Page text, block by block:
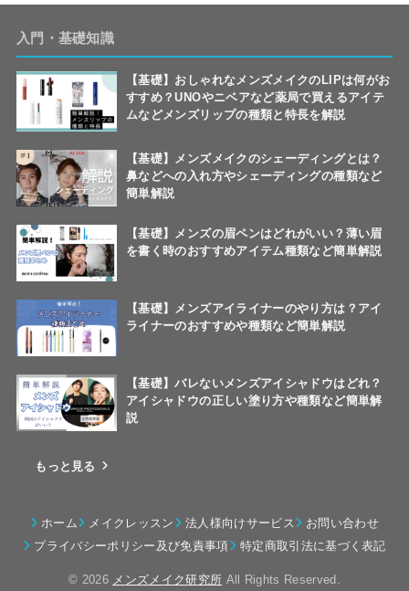
入門・基礎知識
【基礎】おしゃれなメンズメイクのLIPは何がお
すすめ？UNOやニベアなど薬局で買えるアイテ
ムなどメンズリップの種類と特長を解説
【基礎】メンズメイクのシェーディングとは？
鼻などへの入れ方やシェーディングの種類など
簡単解説
【基礎】メンズの眉ペンはどれがいい？薄い眉
を書く時のおすすめアイテム種類など簡単解説
【基礎】メンズアイライナーのやり方は？アイ
ライナーのおすすめや種類など簡単解説
【基礎】バレないメンズアイシャドウはどれ？
アイシャドウの正しい塗り方や種類など簡単解
説
もっと見る
ホーム メイクレッスン 法人様向けサービス
お問い合わせ
プライバシーポリシー及び免責事項
特定商取引法に基づく表記
© 2026 メンズメイク研究所 All Rights Reserved.